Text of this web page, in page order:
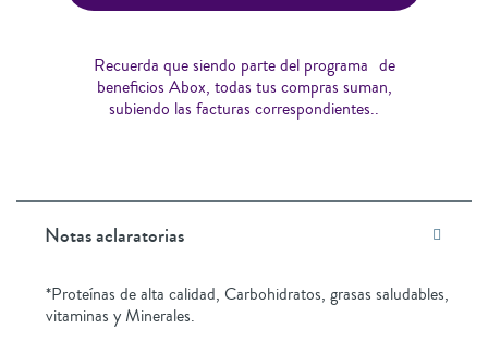
Recuerda que siendo parte del programa de
beneficios Abox, todas tus compras suman,
subiendo las facturas correspondientes..
Notas aclaratorias
*Proteínas de alta calidad, Carbohidratos, grasas saludables,
vitaminas y Minerales.